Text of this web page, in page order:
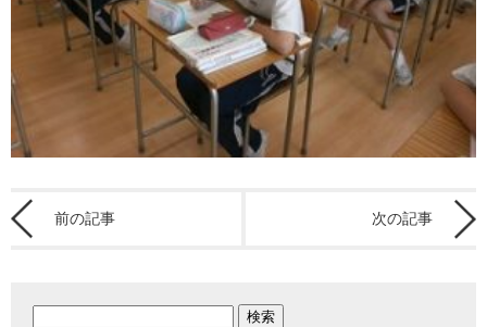
前の記事 次の記事